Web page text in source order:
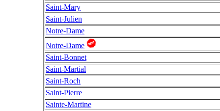
Saint-Mary
Saint-Julien
Notre-Dame
Notre-Dame
Saint-Bonnet
Saint-Martial
Saint-Roch
Saint-Pierre
Sainte-Martine